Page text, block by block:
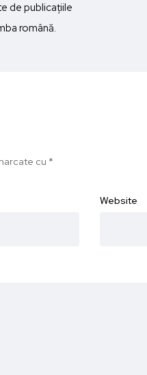
de publicațiile
română.
cu *
Website